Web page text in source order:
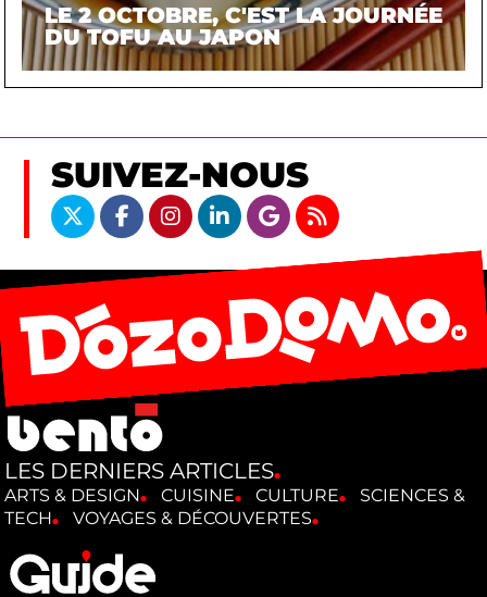
LE 2 OCTOBRE, C'EST LA JOURNÉE
DU TOFU AU JAPON
SUIVEZ-NOUS
LES DERNIERS ARTICLES
ARTS & DESIGN CUISINE CULTURE
SCIENCES &
TECH
VOYAGES & DÉCOUVERTES